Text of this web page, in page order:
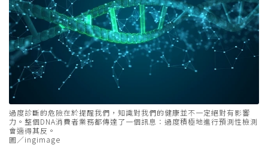
過度診斷的危險在於提醒我們，知識對我們的健康並不一定絕對有影響
力。整個DNA消費者業務都傳達了一個訊息：過度積極地進行預測性檢測
會適得其反。
圖／ingimage